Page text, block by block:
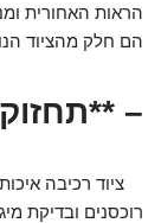
הראות האחורית
הם חלק מהציוד
–
ציוד רכיבה
רוכסנים ובדיקת